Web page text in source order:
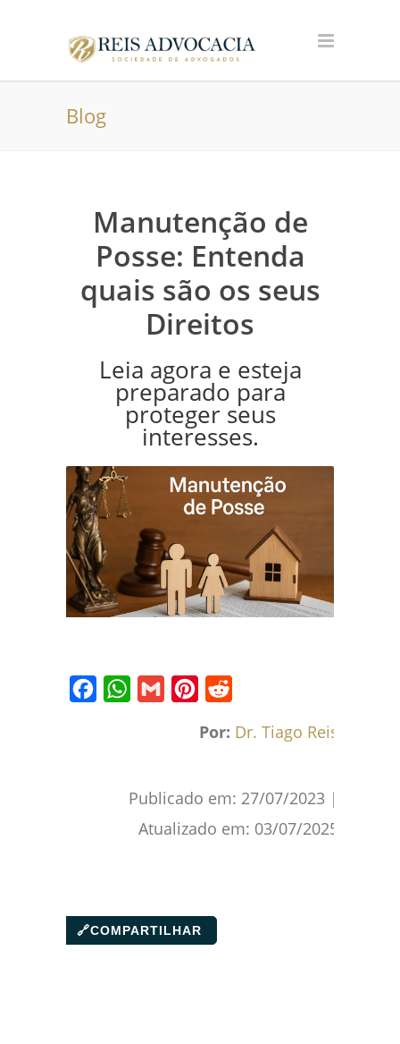
Blog
Manutenção de
Posse: Entenda
quais são os seus
Direitos
Leia agora e esteja
preparado para
proteger seus
interesses.
Por: Dr. Tiago Reis
Publicado em: 27/07/2023 |
Atualizado em: 03/07/2025
🔗COMPARTILHAR